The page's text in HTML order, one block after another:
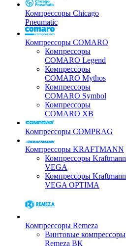
Компрессоры Chicago
Pneumatic
Компрессоры COMARO
Компрессоры
COMARO Legend
Компрессоры
COMARO Mythos
Компрессоры
COMARO Symbol
Компрессоры
COMARO XB
Компрессоры COMPRAG
Компрессоры KRAFTMANN
Компрессоры Kraftmann
VEGA
Компрессоры Kraftmann
VEGA OPTIMA
Компрессоры Remeza
Винтовые компрессоры
Remeza ВК